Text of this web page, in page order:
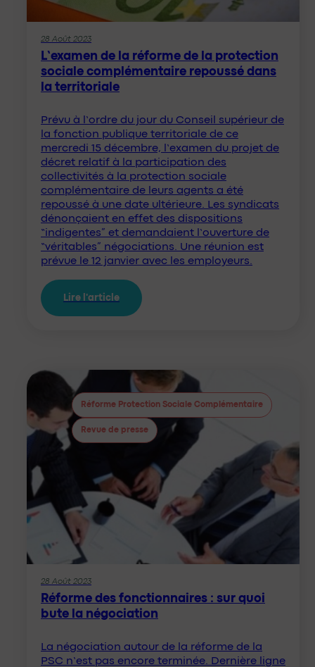
28 Août 2023
L’examen de la réforme de la protection
sociale complémentaire repoussé dans
la territoriale
Prévu à l’ordre du jour du Conseil supérieur de
la fonction publique territoriale de ce
mercredi 15 décembre, l’examen du projet de
décret relatif à la participation des
collectivités à la protection sociale
complémentaire de leurs agents a été
repoussé à une date ultérieure. Les syndicats
dénonçaient en effet des dispositions
“indigentes” et demandaient l’ouverture de
“véritables” négociations. Une réunion est
prévue le 12 janvier avec les employeurs.
Lire l'article
Réforme Protection Sociale Complémentaire
Revue de presse
28 Août 2023
Réforme des fonctionnaires : sur quoi
bute la négociation
La négociation autour de la réforme de la
PSC n’est pas encore terminée. Dernière ligne